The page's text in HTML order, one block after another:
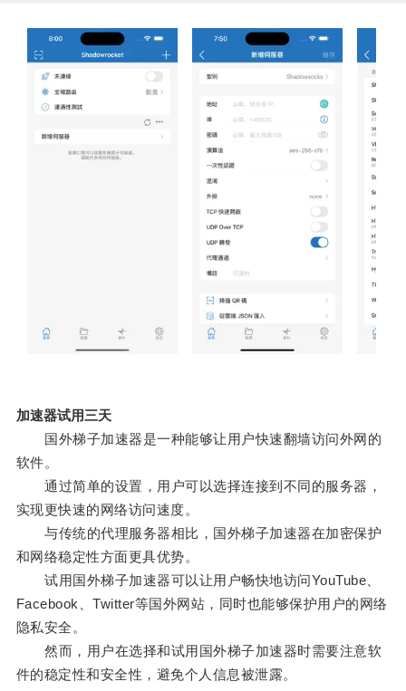
加速器试用三天
国外梯子加速器是一种能够让用户快速翻墙访问外网的
软件。
通过简单的设置，用户可以选择连接到不同的服务器，
实现更快速的网络访问速度。
与传统的代理服务器相比，国外梯子加速器在加密保护
和网络稳定性方面更具优势。
试用国外梯子加速器可以让用户畅快地访问YouTube、
Facebook、Twitter等国外网站，同时也能够保护用户的网络
隐私安全。
然而，用户在选择和试用国外梯子加速器时需要注意软
件的稳定性和安全性，避免个人信息被泄露。